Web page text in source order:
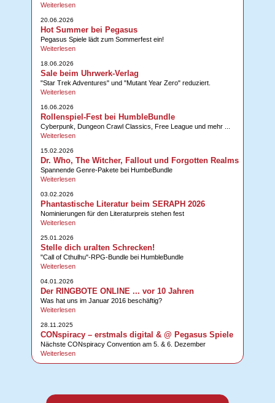
Weiterlesen
20.06.2026
Hot Summer bei Pegasus
Pegasus Spiele lädt zum Sommerfest ein!
Weiterlesen
18.06.2026
Sale beim Uhrwerk-Verlag
"Star Trek Adventures" und "Mutant Year Zero" reduziert.
Weiterlesen
16.06.2026
Rollenspiel-Fest bei HumbleBundle
Cyberpunk, Dungeon Crawl Classics, Free League und mehr ...
Weiterlesen
15.02.2026
Dr. Who, The Witcher, Fallout und Forgotten Realms
Spannende Genre-Pakete bei HumbeBundle
Weiterlesen
03.02.2026
Phantastische Literatur beim SERAPH 2026
Nominierungen für den Literaturpreis stehen fest
Weiterlesen
25.01.2026
Stelle dich uralten Schrecken!
"Call of Cthulhu"-RPG-Bundle bei HumbleBundle
Weiterlesen
04.01.2026
Der RINGBOTE ONLINE ... vor 10 Jahren
Was hat uns im Januar 2016 beschäftig?
Weiterlesen
28.11.2025
CONspiracy – erstmals digital & @ Pegasus Spiele
Nächste CONspiracy Convention am 5. & 6. Dezember
Weiterlesen